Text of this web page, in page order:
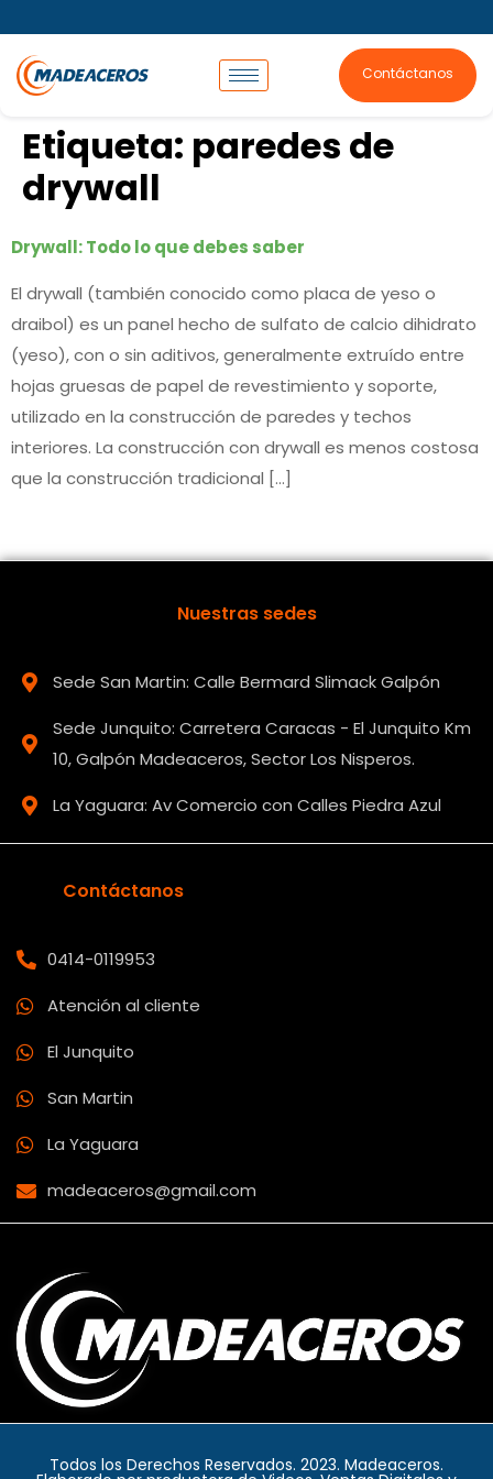
Contáctanos
Etiqueta: paredes de
drywall
Drywall: Todo lo que debes saber
El drywall (también conocido como placa de yeso o
draibol) es un panel hecho de sulfato de calcio dihidrato
(yeso), con o sin aditivos, generalmente extruído entre
hojas gruesas de papel de revestimiento y soporte,
utilizado en la construcción de paredes y techos
interiores. La construcción con drywall es menos costosa
que la construcción tradicional […]
Contáctanos
0414-0119953
Atención al cliente
El Junquito
San Martin
La Yaguara
madeaceros@gmail.com
Nuestras sedes
Sede San Martin: Calle Bermard Slimack Galpón
Sede Junquito: Carretera Caracas - El Junquito Km
10, Galpón Madeaceros, Sector Los Nisperos.
La Yaguara: Av Comercio con Calles Piedra Azul
Todos los Derechos Reservados. 2023. Madeaceros.